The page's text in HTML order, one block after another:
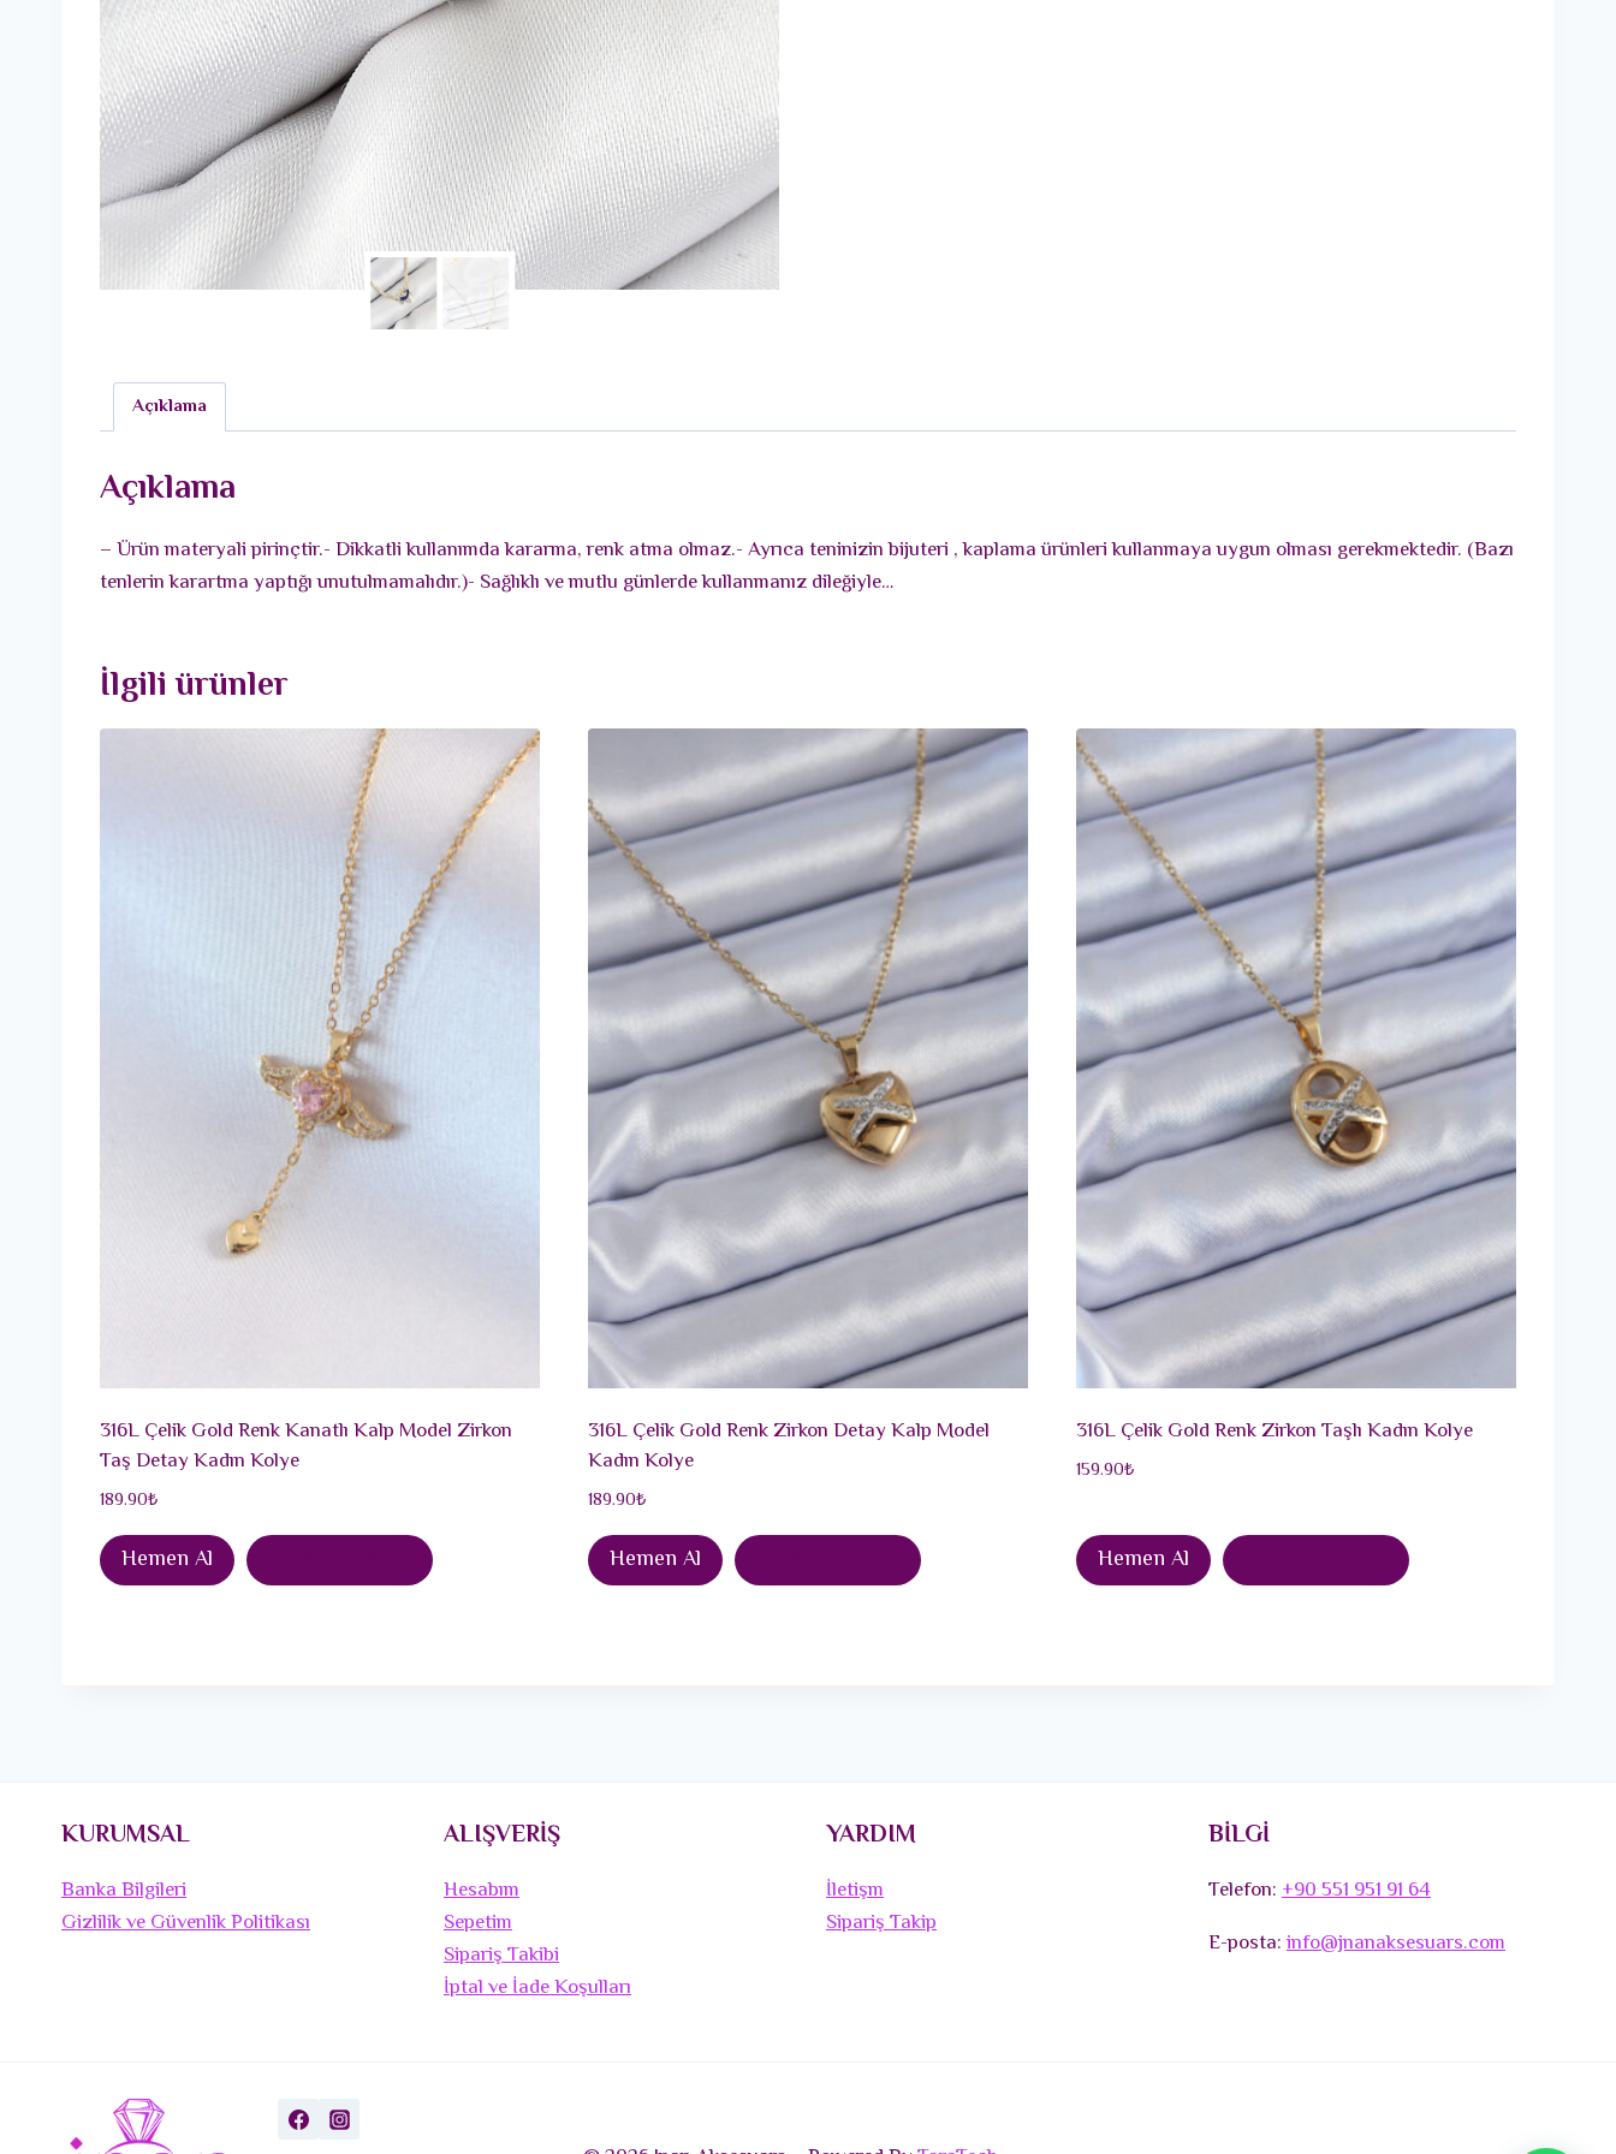
Açıklama
Açıklama
– Ürün materyali pirinçtir.- Dikkatli kullanımda kararma, renk atma olmaz.- Ayrıca teninizin bijuteri , kaplama ürünleri kullanmaya uygun olması gerekmektedir. (Bazı
tenlerin karartma yaptığı unutulmamalıdır.)- Sağlıklı ve mutlu günlerde kullanmanız dileğiyle…
İlgili ürünler
316L Çelik Gold Renk Kanatlı Kalp Model Zirkon
Taş Detay Kadın Kolye
189.90₺
Hemen Al
316L Çelik Gold Renk Zirkon Detay Kalp Model
Kadın Kolye
189.90₺
Hemen Al
316L Çelik Gold Renk Zirkon Taşlı Kadın Kolye
159.90₺
Hemen Al
KURUMSAL
Banka Bilgileri
Gizlilik ve Güvenlik Politikası
ALIŞVERİŞ
Hesabım
Sepetim
Sipariş Takibi
İptal ve İade Koşulları
YARDIM
İletişm
Sipariş Takip
BİLGİ
Telefon:+90 551 951 91 64
E-posta:info@jnanaksesuars.com